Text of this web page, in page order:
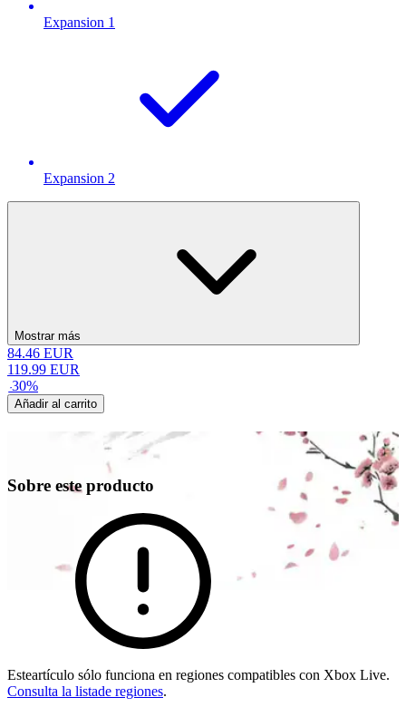
Expansion 1
Expansion 2
Mostrar más
84.46 EUR
119.99 EUR
-30%
Añadir al carrito
Sobre este producto
Esteartículo sólo funciona en regiones compatibles con Xbox Live.
Consulta la listade regiones.